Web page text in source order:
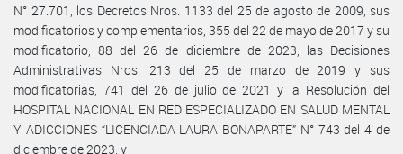
N° 27.701, los Decretos Nros. 1133 del 25 de agosto de 2009, sus
modificatorios y complementarios, 355 del 22 de mayo de 2017 y su
modificatorio, 88 del 26 de diciembre de 2023, las Decisiones
Administrativas Nros. 213 del 25 de marzo de 2019 y sus
modificatorias, 741 del 26 de julio de 2021 y la Resolución del
HOSPITAL NACIONAL EN RED ESPECIALIZADO EN SALUD MENTAL
Y ADICCIONES “LICENCIADA LAURA BONAPARTE” N° 743 del 4 de
diciembre de 2023, y